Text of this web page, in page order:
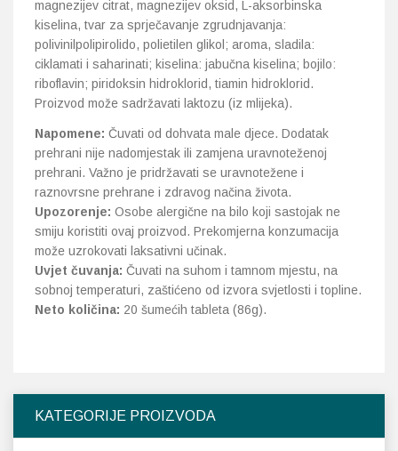
KATEGORIJE PROIZVODA
magnezijev citrat, magnezijev oksid, L-aksorbinska
kiselina, tvar za sprječavanje zgrudnjavanja:
polivinilpolipirolido, polietilen glikol; aroma, sladila:
ciklamati i saharinati; kiselina: jabučna kiselina; bojilo:
riboflavin; piridoksin hidroklorid, tiamin hidroklorid.
Proizvod može sadržavati laktozu (iz mlijeka).
Napomene: Čuvati od dohvata male djece. Dodatak
prehrani nije nadomjestak ili zamjena uravnoteženoj
prehrani. Važno je pridržavati se uravnotežene i
raznovrsne prehrane i zdravog načina života.
Upozorenje: Osobe alergične na bilo koji sastojak ne
smiju koristiti ovaj proizvod. Prekomjerna konzumacija
može uzrokovati laksativni učinak.
Uvjet čuvanja: Čuvati na suhom i tamnom mjestu, na
sobnoj temperaturi, zaštićeno od izvora svjetlosti i topline.
Neto količina: 20 šumećih tableta (86g).